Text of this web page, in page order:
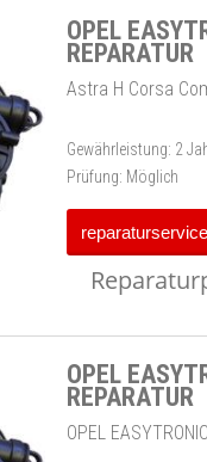
OPEL
REPARATUR
Astra H Corsa
Gewährleistung: 2
Prüfung: Möglich
OPEL
REPARATUR
OPEL